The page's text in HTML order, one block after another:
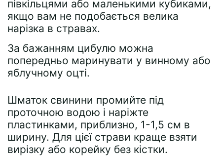
півкільцями або маленькими кубиками,
якщо вам не подобається велика
нарізка в стравах.
За бажанням цибулю можна
попередньо маринувати у винному або
яблучному оцті.
Шматок свинини промийте під
проточною водою і наріжте
пластинками, приблизно, 1-1,5 см в
ширину. Для цієї страви краще взяти
вирізку або корейку без кістки.